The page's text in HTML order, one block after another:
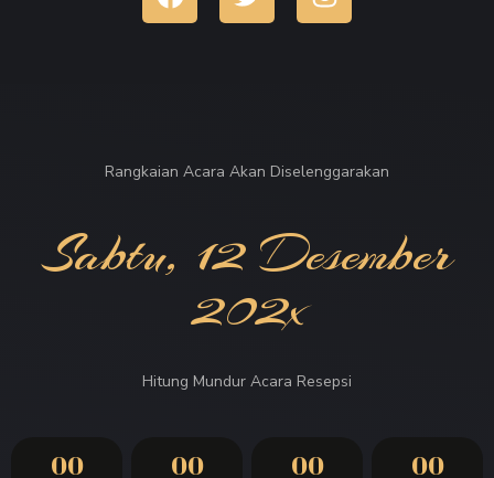
Rangkaian Acara Akan Diselenggarakan
Sabtu, 12 Desember
202x
Hitung Mundur Acara Resepsi
00 00 00 00